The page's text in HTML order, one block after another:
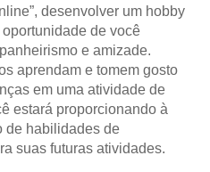
desenvolver um hobby
de você
e amizade.
aprendam e tomem gosto
em uma atividade de
estará proporcionando à
de habilidades de
suas futuras atividades.